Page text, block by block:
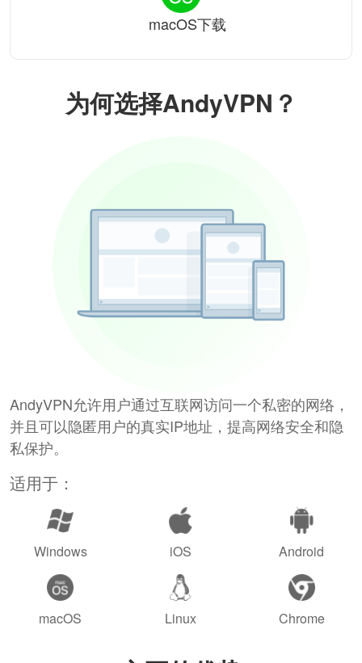
为何选择AndyVPN？
AndyVPN允许用户通过互联网访问一个私密的网络，
并且可以隐匿用户的真实IP地址，提高网络安全和隐
私保护。
适用于：
Windows iOS Android
macOS Linux Chrome
macOS下载